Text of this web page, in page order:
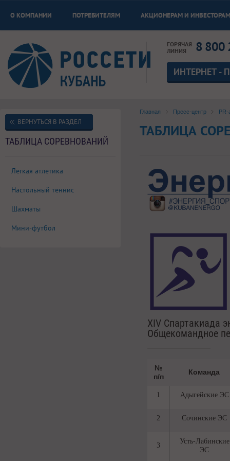
О КОМПАНИИ ПОТРЕБИТЕЛЯМ АКЦИОНЕРАМ И ИНВЕСТОРАМ
ГОРЯЧАЯ
ЛИНИЯ
8 800
ИНТЕРНЕТ -
Главная Пресс-центр PR-
ТАБЛИЦА
ХIV Спартакиада
Общекомандное
№
п/п
Команда
1 Адыгейские ЭС
2 Сочинские ЭС
3
Усть-Лабинские
ЭС
ВЕРНУТЬСЯ В РАЗДЕЛ
ТАБЛИЦА СОРЕВНОВАНИЙ
Легкая атлетика
Настольный теннис
Шахматы
Мини-футбол